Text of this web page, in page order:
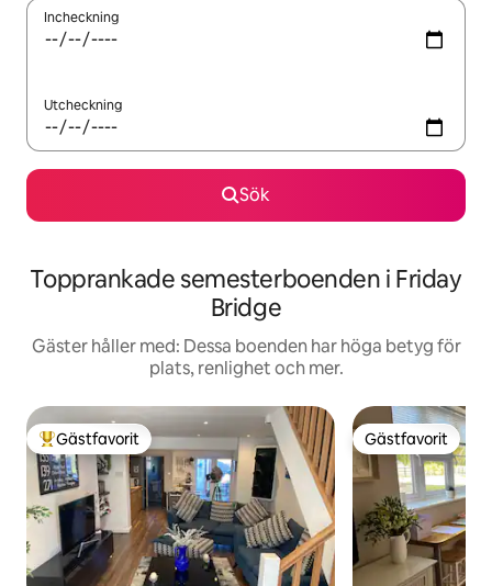
Incheckning
Utcheckning
Sök
Topprankade semesterboenden i Friday
Bridge
Gäster håller med: Dessa boenden har höga betyg för
plats, renlighet och mer.
Populär gästfavorit
Gästfavorit Gästfavorit
Gästfavorit